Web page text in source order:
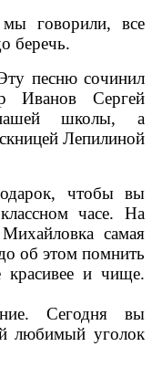
говорили, все
беречь.
песню сочинил
Иванов Сергей
нашей школы, а
Лепилиной
чтобы вы
часе. На
самая
об этом помнить
красивее и чище.
Сегодня вы
любимый уголок